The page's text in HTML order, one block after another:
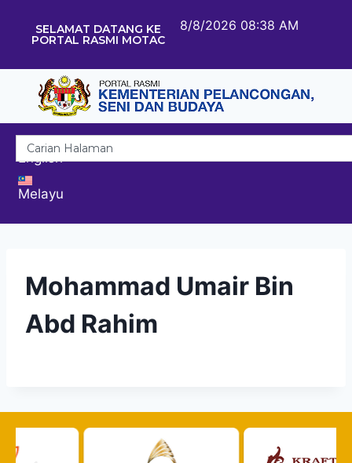
SELAMAT DATANG KE
PORTAL RASMI MOTAC
8/8/2026 08:38 AM
English
Melayu
Mohammad Umair Bin
Abd Rahim